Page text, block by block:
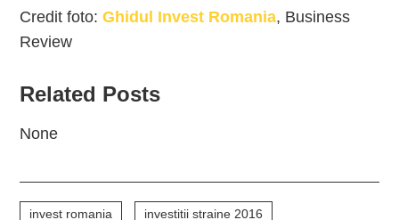
Credit foto:Ghidul Invest Romania, Business
Review
Related Posts
None
invest romania investitii straine 2016